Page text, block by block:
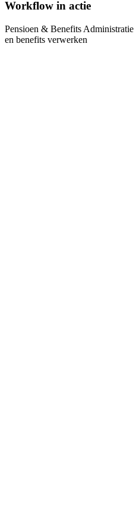
Workflow in actie
Pensioen & Benefits Administratie
en benefits verwerken